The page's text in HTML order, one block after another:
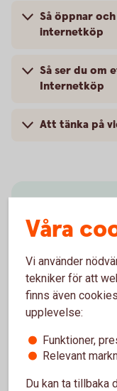
Så öppnar
internetköp
Så ser du om
Internetköp
Att tänka på
Med Mobilt
legitimera dig
swisha,
MobiltBankID
Våra
Vi använder
tekniker för att
finns även
upplevelse:
Funktioner,
Relevant
Du kan ta tillbaka